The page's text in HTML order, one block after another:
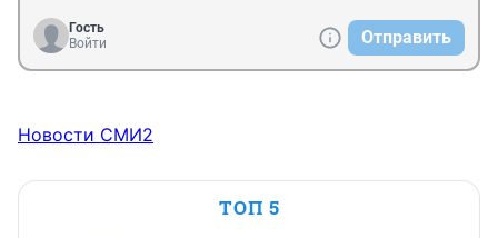
Гость
Войти
Отправить
Новости СМИ2
ТОП 5